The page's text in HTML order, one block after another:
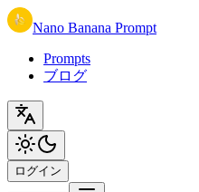
Nano Banana Prompt
Prompts
ブログ
ログイン